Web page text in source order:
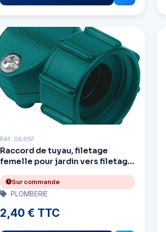
Réf: GIL05F
Raccord de tuyau, filetage
femelle pour jardin vers filetage
Sur commande
PLOMBERIE
2,40 € TTC